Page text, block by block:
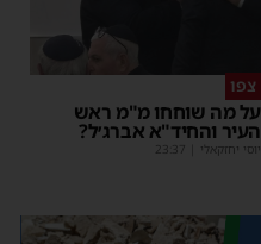
צפו
על מה שוחחו מ"מ ראש
העיר והחיד"א אברג׳ל?
יוסי יחזקאלי 23:37